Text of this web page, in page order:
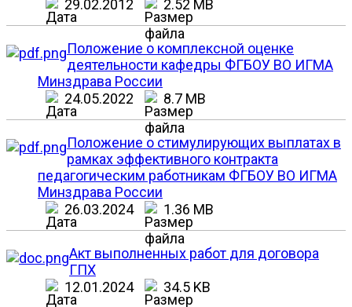
29.02.2012
2.52 MB
Положение о комплексной оценке
деятельности кафедры ФГБОУ ВО ИГМА
Минздрава России
24.05.2022
8.7 MB
Положение о стимулирующих выплатах в
рамках эффективного контракта
педагогическим работникам ФГБОУ ВО ИГМА
Минздрава России
26.03.2024
1.36 MB
Акт выполненных работ для договора
ГПХ
12.01.2024
34.5 KB